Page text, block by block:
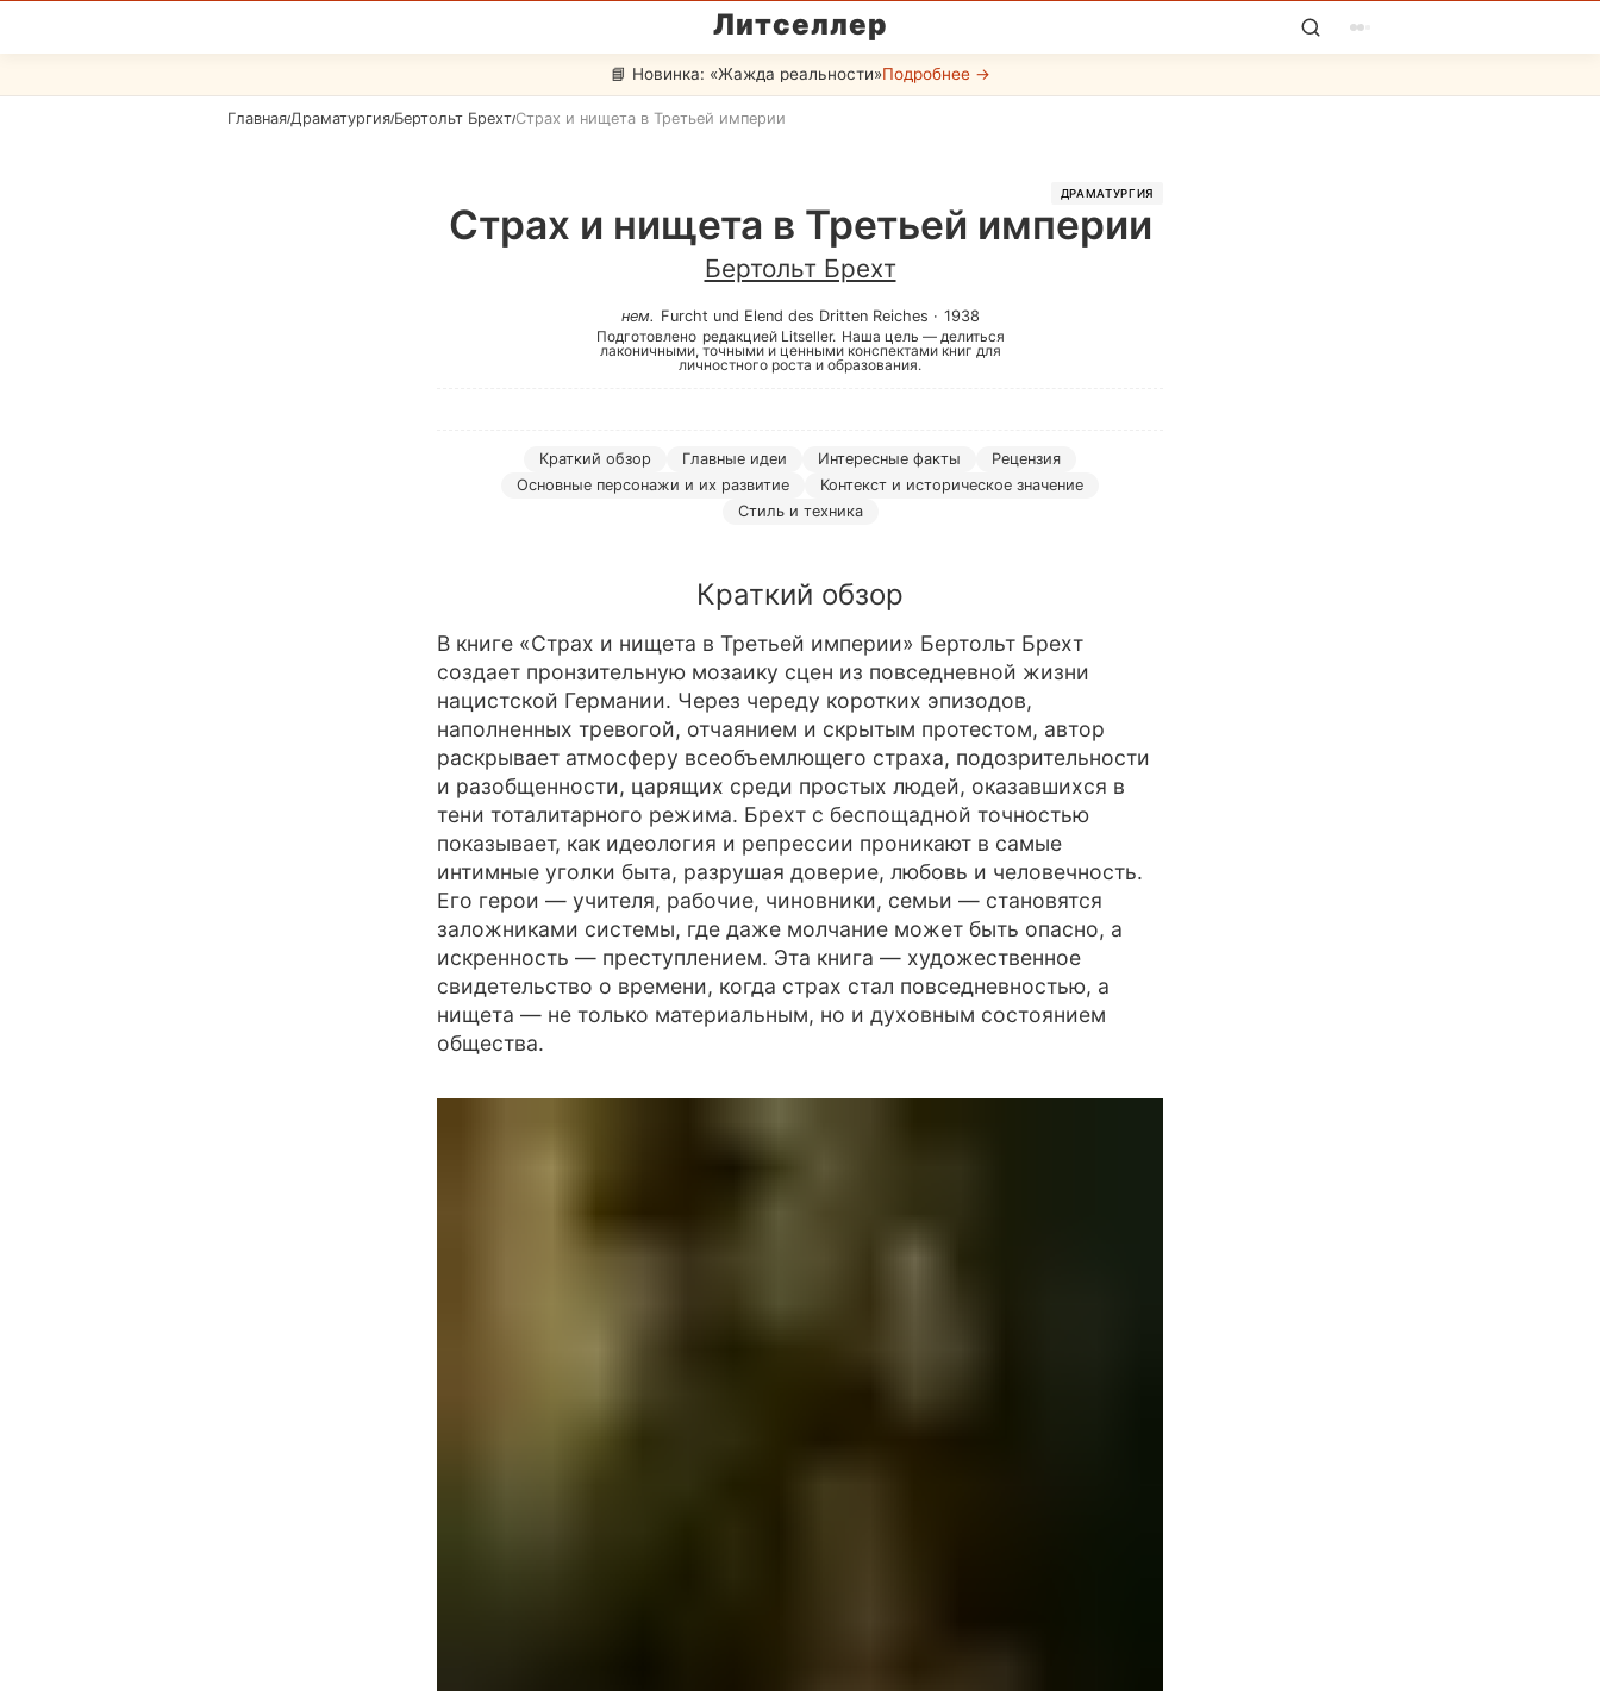
Литселлер
📘 Новинка: «Жажда реальности»Подробнее →
Главная/Драматургия/Бертольт Брехт/Страх и нищета в Третьей империи
ДРАМАТУРГИЯ
Страх и нищета в Третьей империи
Бертольт Брехт
нем. Furcht und Elend des Dritten Reiches · 1938
Подготовлено редакцией Litseller. Наша цель — делиться
лаконичными, точными и ценными конспектами книг для
личностного роста и образования.
Краткий обзор Главные идеи Интересные факты
Рецензия
Основные персонажи и их развитие
Контекст и историческое значение
Стиль и техника
Краткий обзор
В книге «Страх и нищета в Третьей империи» Бертольт Брехт
создает пронзительную мозаику сцен из повседневной жизни
нацистской Германии. Через череду коротких эпизодов,
наполненных тревогой, отчаянием и скрытым протестом, автор
раскрывает атмосферу всеобъемлющего страха, подозрительности
и разобщенности, царящих среди простых людей, оказавшихся в
тени тоталитарного режима. Брехт с беспощадной точностью
показывает, как идеология и репрессии проникают в самые
интимные уголки быта, разрушая доверие, любовь и человечность.
Его герои — учителя, рабочие, чиновники, семьи — становятся
заложниками системы, где даже молчание может быть опасно, а
искренность — преступлением. Эта книга — художественное
свидетельство о времени, когда страх стал повседневностью, а
нищета — не только материальным, но и духовным состоянием
общества.